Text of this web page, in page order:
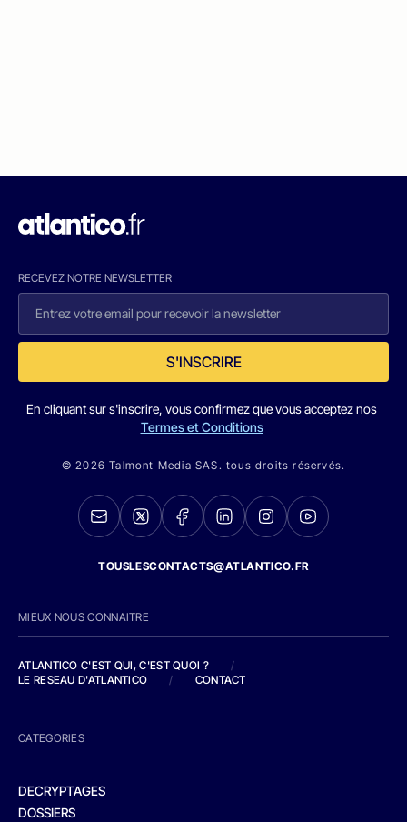
RECEVEZ NOTRE NEWSLETTER
S'INSCRIRE
En cliquant sur s'inscrire, vous confirmez que vous acceptez nos
Termes et Conditions
© 2026 Talmont Media SAS. tous droits réservés.
TOUSLESCONTACTS@ATLANTICO.FR
MIEUX NOUS CONNAITRE
ATLANTICO C'EST QUI, C'EST QUOI ?
/
LE RESEAU D'ATLANTICO
/ CONTACT
CATEGORIES
DECRYPTAGES
DOSSIERS